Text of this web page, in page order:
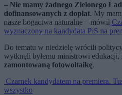
– Nie mamy żadnego Zielonego
dofinansowanych z dopłat. My
nasze bogactwa naturalne – mówił
wyznaczony na kandydata PiS na
Do tematu w niedzielę wrócili
wytknęli byłemu ministrowi edukacji,
zamontowaną fotowoltaikę.
Czarnek kandydatem na premiera.
wszystko